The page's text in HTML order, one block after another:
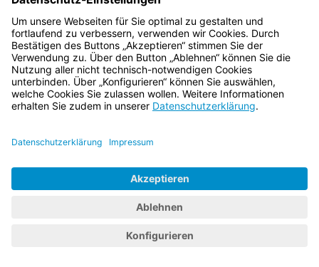
Bayern.de
BayernPortal
Datenschutz
Impressum
Hilfe
Kontrastwechsel